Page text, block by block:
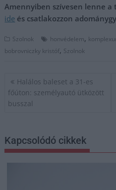
Amennyiben szívesen lenne a
ide és csatlakozzon
Szolnok honvédelem,
bobrovniczky kristóf, Szolnok
Bejegyzés
navigáció
Halálos baleset a 31-es
főúton: személyautó ütközött
busszal
Kapcsolódó cikkek